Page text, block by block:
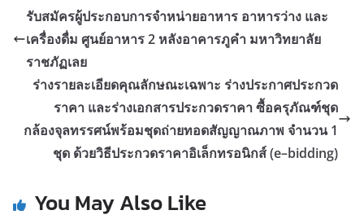
รับสมัครผู้ประกอบการจำหน่ายอาหาร อาหารว่าง และ
เครื่องดื่ม ศูนย์อาหาร 2 หลังอาคารภูคำ มหาวิทยาลัย
ราชภัฏเลย
ร่างรายละเอียดคุณลักษณะเฉพาะ ร่างประกาศประกวด
ราคา และร่างเอกสารประกวดราคา ซื้อครุภัณฑ์ชุด
กล้องจุลทรรศน์พร้อมชุดถ่ายทอดสัญญาณภาพ จำนวน 1
ชุด ด้วยวิธีประกวดราคาอิเล็กทรอนิกส์ (e–bidding)
You May Also Like